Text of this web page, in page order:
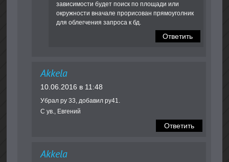
зависимости будет поиск по площади или
окружности вначале прорисован прямоуголник
для облегчения запроса к бд.
Ответить
Akkela
10.06.2016 в 11:48
Убрал ру 33, добавил ру41.
С ув., Евгений
Ответить
Akkela